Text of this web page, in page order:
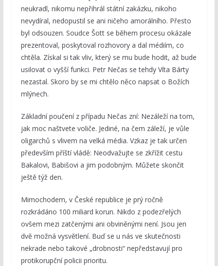
neukradl, nikomu nepřihrál státní zakázku, nikoho
nevydíral, nedopustil se ani ničeho amorálního. Přesto
byl odsouzen. Soudce Šott se během procesu okázale
prezentoval, poskytoval rozhovory a dal médiím, co
chtěla. Získal si tak vliv, který se mu bude hodit, až bude
usilovat o vyšší funkci. Petr Nečas se tehdy Víta Bárty
nezastal. Skoro by se mi chtělo něco napsat o Božích
mlýnech.
Základní poučení z případu Nečas zní: Nezáleží na tom,
jak moc naštvete voliče. Jediné, na čem záleží, je vůle
oligarchů s vlivem na velká média. Vzkaz je tak určen
především příští vládě: Neodvažujte se zkřížit cestu
Bakalovi, Babišovi a jim podobným. Můžete skončit
ještě týž den.
Mimochodem, v České republice je prý ročně
rozkrádáno 100 miliard korun. Nikdo z podezřelých
ovšem mezi zatčenými ani obviněnými není. Jsou jen
dvě možná vysvětlení. Buď se u nás ve skutečnosti
nekrade nebo takové „drobnosti“ nepředstavují pro
protikorupční policii prioritu.